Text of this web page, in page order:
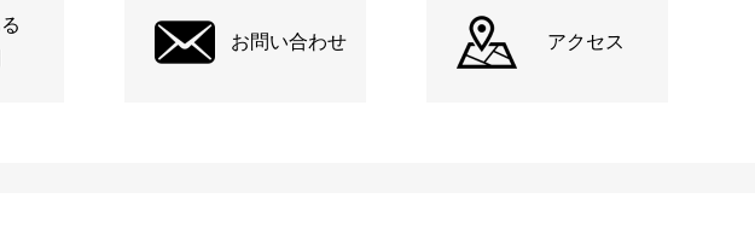
お問い合わせ アクセス